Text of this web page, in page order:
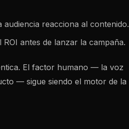
reacciona al contenido.
antes de lanzar la campaña.
El factor humano — la voz
— sigue siendo el motor de la